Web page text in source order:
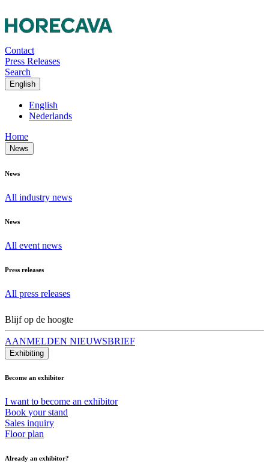
Contact
Press Releases
Search
English
English
Nederlands
Home
News
News
All industry news
News
All event news
Press releases
All press releases
Blijf op de hoogte
AANMELDEN NIEUWSBRIEF
Exhibiting
Become an exhibitor
I want to become an exhibitor
Book your stand
Sales inquiry
Floor plan
Already an exhibitor?